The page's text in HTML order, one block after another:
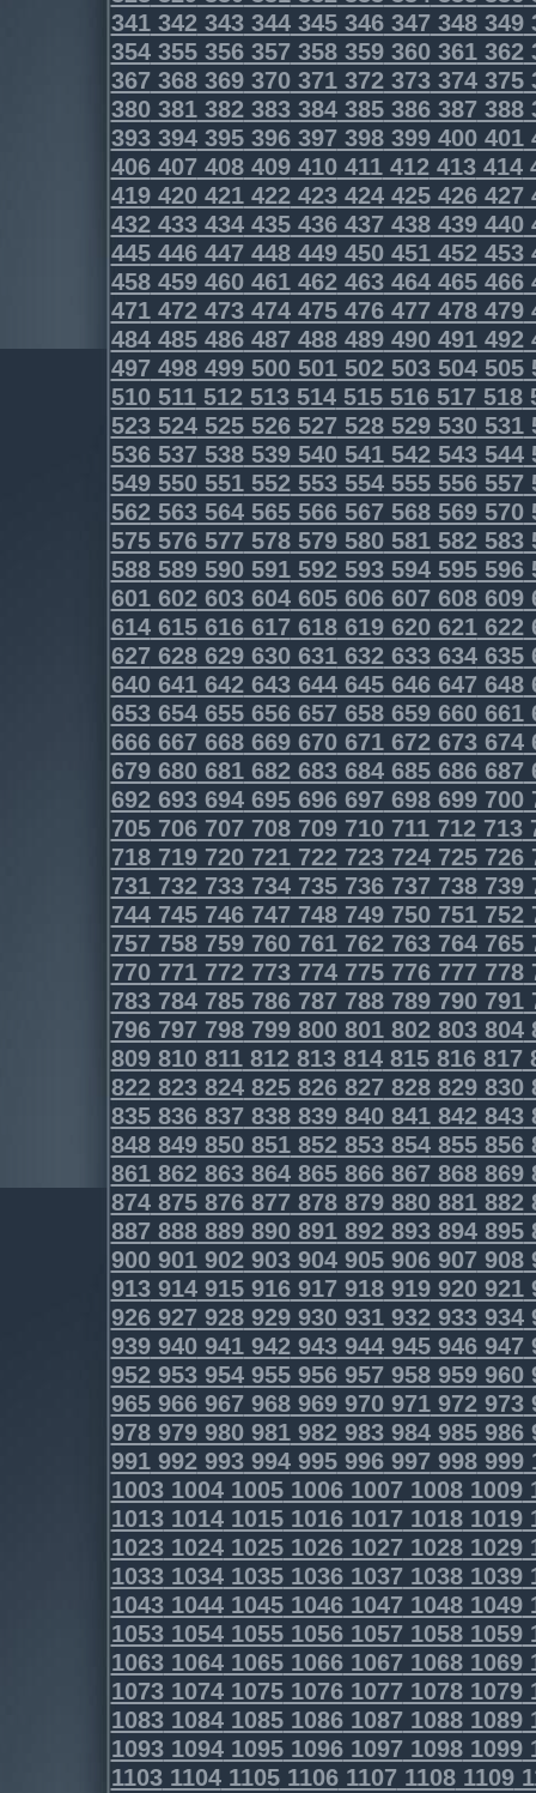
341342343344345346347348349
354355356357358359360361362
367368369370371372373374375
380381382383384385386387388
393394395396397398399400401
406407408409410411412413414
419420421422423424425426427
432433434435436437438439440
445446447448449450451452453
458459460461462463464465466
471472473474475476477478479
484485486487488489490491492
497498499500501502503504505
510511512513514515516517518
523524525526527528529530531
536537538539540541542543544
549550551552553554555556557
562563564565566567568569570
575576577578579580581582583
588589590591592593594595596
601602603604605606607608609
614615616617618619620621622
627628629630631632633634635
640641642643644645646647648
653654655656657658659660661
666667668669670671672673674
679680681682683684685686687
692693694695696697698699700
705706707708709710711712713
718719720721722723724725726
731732733734735736737738739
744745746747748749750751752
757758759760761762763764765
770771772773774775776777778
783784785786787788789790791
796797798799800801802803804
809810811812813814815816817
822823824825826827828829830
835836837838839840841842843
848849850851852853854855856
861862863864865866867868869
874875876877878879880881882
887888889890891892893894895
900901902903904905906907908
913914915916917918919920921
926927928929930931932933934
939940941942943944945946947
952953954955956957958959960
965966967968969970971972973
978979980981982983984985986
991992993994995996997998999
1003100410051006100710081009
1013101410151016101710181019
1023102410251026102710281029
1033103410351036103710381039
1043104410451046104710481049
1053105410551056105710581059
1063106410651066106710681069
1073107410751076107710781079
1083108410851086108710881089
1093109410951096109710981099
1103110411051106110711081109